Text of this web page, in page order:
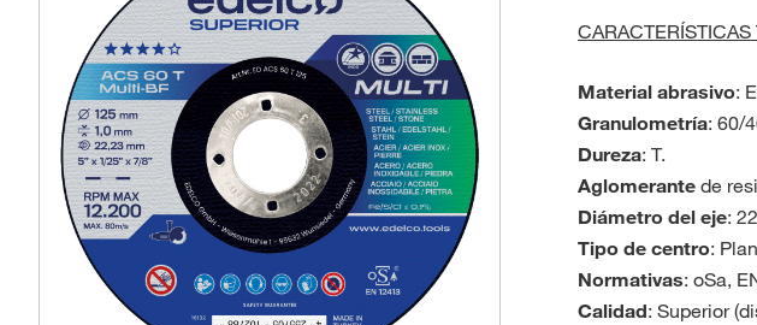
Material abrasivo:
Granulometría: 60/
Dureza: T.
Aglomerante de
Diámetro del eje:
Tipo de centro:
Normativas: oSa,
Calidad: Superior